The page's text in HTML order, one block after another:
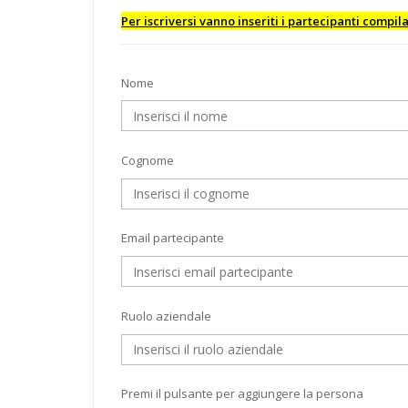
Per iscriversi vanno inseriti i partecipanti
Nome
Cognome
Email partecipante
Ruolo aziendale
Premi il pulsante per aggiungere la persona